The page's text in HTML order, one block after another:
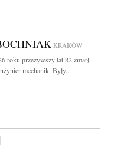
KRAKÓW
roku przeżywszy lat 82 zmarł
mechanik. Były...